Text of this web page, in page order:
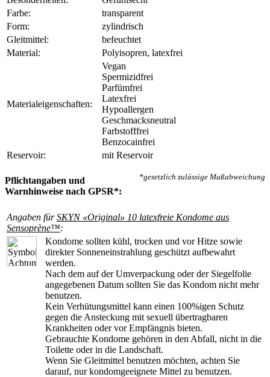
Farbe:
transparent
Form:
zylindrisch
Gleitmittel:
befeuchtet
Material:
Polyisopren, latexfrei
Materialeigenschaften:
Vegan
Spermizidfrei
Parfümfrei
Latexfrei
Hypoallergen
Geschmacksneutral
Farbstofffrei
Benzocainfrei
Reservoir:
mit Reservoir
*gesetzlich zulässige Maßabweichung
Pflichtangaben und
Warnhinweise nach GPSR*:
Angaben fürSKYN «Original» 10 latexfreie Kondome aus
Sensoprène™:
Kondome sollten kühl, trocken und vor Hitze sowie
direkter Sonneneinstrahlung geschützt aufbewahrt
werden.
Nach dem auf der Umverpackung oder der Siegelfolie
angegebenen Datum sollten Sie das Kondom nicht mehr
benutzen.
Kein Verhütungsmittel kann einen 100%igen Schutz
gegen die Ansteckung mit sexuell übertragbaren
Krankheiten oder vor Empfängnis bieten.
Gebrauchte Kondome gehören in den Abfall, nicht in die
Toilette oder in die Landschaft.
Wenn Sie Gleitmittel benutzen möchten, achten Sie
darauf, nur kondomgeeignete Mittel zu benutzen.